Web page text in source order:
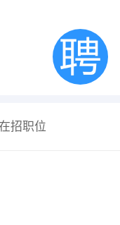
招职位